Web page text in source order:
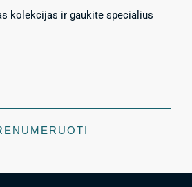
kolekcijas ir gaukite specialius